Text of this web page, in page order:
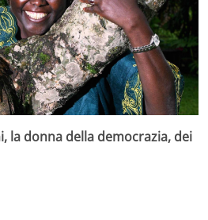
la donna della democrazia, dei